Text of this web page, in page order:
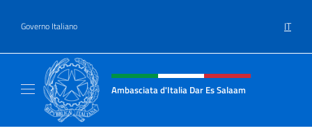
Governo Italiano IT
Intestazione sito, social e menù
Ambasciata d'Italia Dar Es Salaam